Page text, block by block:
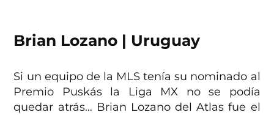
Brian Lozano | Uruguay
Si un equipo de la MLS tenía su nominado al
Premio Puskás la Liga MX no se podía
quedar atrás… Brian Lozano del Atlas fue el